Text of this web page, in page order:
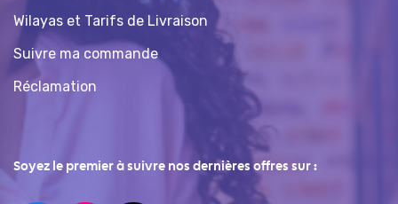
Wilayas et Tarifs de Livraison
Suivre ma commande
Réclamation
Soyez le premier à suivre nos dernières offres sur :